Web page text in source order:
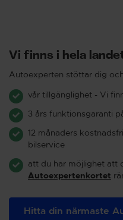
Vi finns i hela
Autoexperten stöttar dig
vår tillgänglighet - Vi
3 års funktionsgaranti
12 månaders kostnadsfri
bilservice
att du har möjlighet att
Autoexpertenkortet
Hitta din närmaste